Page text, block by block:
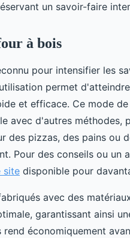
un savoir-faire
à bois
pour intensifier les
permet
et efficace. Ce mode
avec d'autres méthodes,
des pizzas, des pains ou
Pour des conseils ou un
site disponible pour
avec des
garantissant ainsi
économiquement